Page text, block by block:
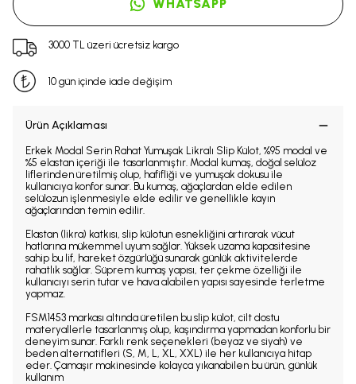
WHATSAPP
3000 TL üzeri ücretsiz kargo
10 gün içinde iade değişim
Ürün Açıklaması
Erkek Modal Serin Rahat Yumuşak Likralı Slip Külot, %95 modal ve
%5 elastan içeriği ile tasarlanmıştır. Modal kumaş, doğal selüloz
liflerinden üretilmiş olup, hafifliği ve yumuşak dokusu ile
kullanıcıya konfor sunar. Bu kumaş, ağaçlardan elde edilen
selülozun işlenmesiyle elde edilir ve genellikle kayın
ağaçlarından temin edilir.
Elastan (likra) katkısı, slip külotun esnekliğini artırarak vücut
hatlarına mükemmel uyum sağlar. Yüksek uzama kapasitesine
sahip bu lif, hareket özgürlüğü sunarak günlük aktivitelerde
rahatlık sağlar. Süprem kumaş yapısı, ter çekme özelliği ile
kullanıcıyı serin tutar ve hava alabilen yapısı sayesinde terletme
yapmaz.
FSM1453 markası altında üretilen bu slip külot, cilt dostu
materyallerle tasarlanmış olup, kaşındırma yapmadan konforlu bir
deneyim sunar. Farklı renk seçenekleri (beyaz ve siyah) ve
beden alternatifleri (S, M, L, XL, XXL) ile her kullanıcıya hitap
eder. Çamaşır makinesinde kolayca yıkanabilen bu ürün, günlük
kullanım